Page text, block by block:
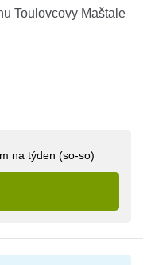
Toulovcovy Maštale
na týden (so-so)